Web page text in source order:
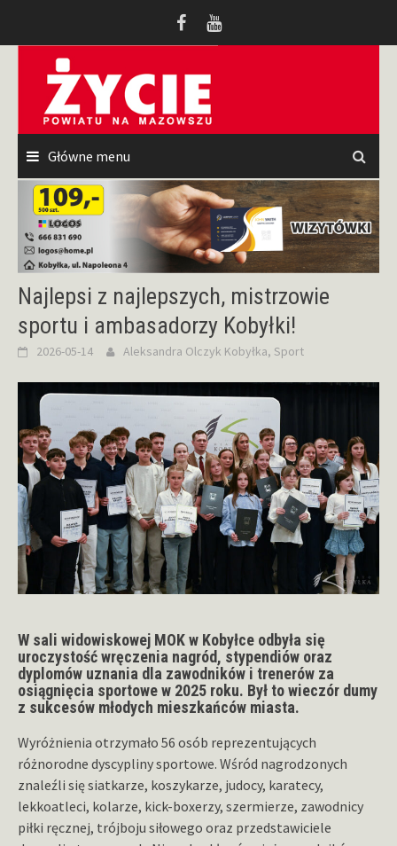
Główne menu
Najlepsi z najlepszych, mistrzowie
sportu i ambasadorzy Kobyłki!
2026-05-14 Aleksandra Olczyk Kobyłka, Sport
W sali widowiskowej MOK w Kobyłce odbyła się
uroczystość wręczenia nagród, stypendiów oraz
dyplomów uznania dla zawodników i trenerów za
osiągnięcia sportowe w 2025 roku. Był to wieczór dumy
z sukcesów młodych mieszkańców miasta.
Wyróżnienia otrzymało 56 osób reprezentujących
różnorodne dyscypliny sportowe. Wśród nagrodzonych
znaleźli się siatkarze, koszykarze, judocy, karatecy,
lekkoatleci, kolarze, kick-boxerzy, szermierze, zawodnicy
piłki ręcznej, trójboju siłowego oraz przedstawiciele